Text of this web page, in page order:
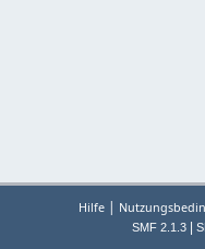
Hilfe |
SMF 2.1.3|